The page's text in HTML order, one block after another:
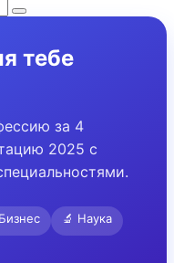
тебе
за 4
2025 с
🔬 Наука